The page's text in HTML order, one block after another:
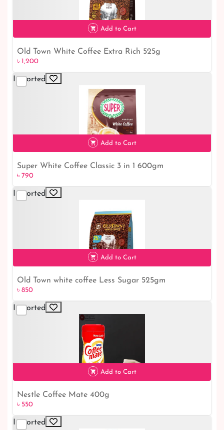
৳ 1,200
Add to Cart
Old Town White Coffee Extra Rich 525g
৳ 1,200
Imported
৳ 790
Add to Cart
Super White Coffee Classic 3 in 1 600gm
৳ 790
Imported
৳ 850
Add to Cart
Old Town white coffee Less Sugar 525gm
৳ 850
Imported
Add to Cart
Nestle Coffee Mate 400g
৳ 550
Imported